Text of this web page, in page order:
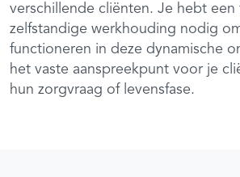
verschillende cliënten. Je hebt een
zelfstandige werkhouding nodig
functioneren in deze dynamische
het vaste aanspreekpunt voor je
hun zorgvraag of levensfase.